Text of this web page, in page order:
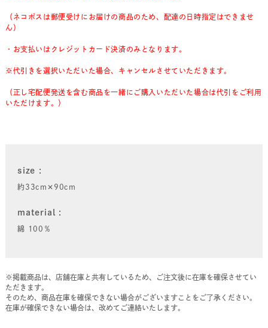
（ネコポスは郵便受けにお届けの商品のため、配達の日時指定はできませ
ん）
・お支払いはクレジットカード決済のみとなります。
※代引きを選択いただいた場合、キャンセルさせていただきます。
（正し宅配便発送を含む商品を一緒にご購入いただいた場合は代引をご利用
いただけます。）
size
約33cm✕90cm
material
綿 100％
※掲載商品は、店舗在庫と共有しているため、ご注文後に在庫を確保させてい
ただきます。
そのため、商品在庫を確保できない場合がございますことをご了承ください。
在庫が確保できない場合は、改めてご連絡いたします。